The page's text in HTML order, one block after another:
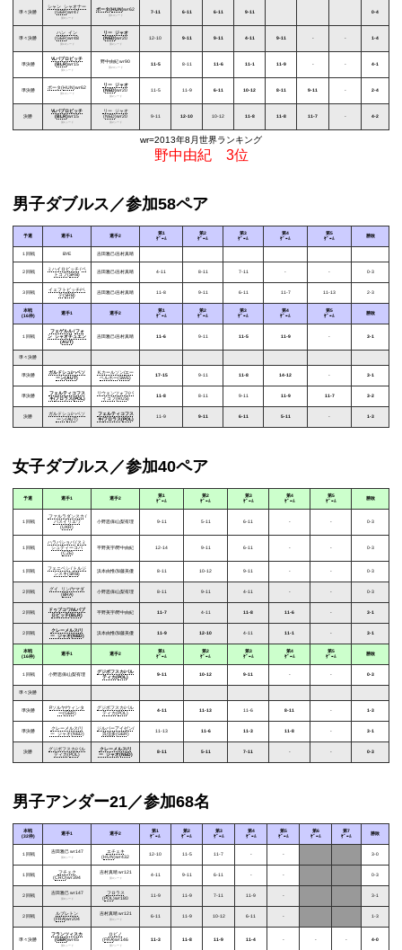
準々決勝
シャン･シャオナー
(GER)wr47
第9シード
ポータ(HUN)wr62
第14シード
7-11 6-11 6-11 9-11 0-4
準々決勝
ハン･イン
(GER)wr48
第10シード
リー･ジャオ
(NED)wr20
第2シード
12-10 9-11 9-11 4-11 9-11 - - 1-4
準決勝
Vi.パブロビッチ
(BLR)wr15
第1シード
野中由紀 wr90
第24シード
11-5 8-11 11-6 11-1 11-9 - - 4-1
準決勝
ポータ (HUN)wr62
第14シード
リー･ジャオ
(NED)wr20
第2シード
11-5 11-9 6-11 10-12 8-11 9-11 - 2-4
決勝
Vi.パブロビッチ
(BLR)wr15
第1シード
リー･ジャオ
(NED)wr20
第2シード
9-11 12-10 10-12 11-8 11-8 11-7 - 4-2
wr=2013年8月世界ランキング
野中由紀 3位
男子ダブルス／参加58ペア
予選 選手1 選手2
第1
ｹﾞｰﾑ
第2
ｹﾞｰﾑ
第3
ｹﾞｰﾑ
第4
ｹﾞｰﾑ
第5
ｹﾞｰﾑ
勝敗
１回戦 BYE 吉田雅己/吉村真晴
２回戦
ミハイロビッチ /ペ
トコフ(SRB)
吉田雅己/吉村真晴 4-11 8-11 7-11 - - 0-3
３回戦
イェフトビッチ/ペ
テ(SRB)
吉田雅己/吉村真晴 11-8 9-11 6-11 11-7 11-13 2-3
本戦
(16枠)
選手1 選手2
第1
ｹﾞｰﾑ
第2
ｹﾞｰﾑ
第3
ｹﾞｰﾑ
第4
ｹﾞｰﾑ
第5
ｹﾞｰﾑ
勝敗
１回戦
フェゲルル/フォ
ン･シャオチュエン
(AUT)
吉田雅己/吉村真晴 11-6 9-11 11-5 11-9 - 3-1
準々決勝
準決勝
ガルドシュ/ハベソ
ーン(AUT)
K.カールソン/エー
ベルホー(SWE)
17-15 9-11 11-8 14-12 - 3-1
準決勝
フェルティコフス
キ/フロラス(POL)
リウェンツォフ/パ
イコフ(RUS)
11-8 8-11 9-11 11-9 11-7 3-2
決勝
ガルドシュ /ハベソ
ーン(AUT)
フェルティコフス
キ/フロラス(POL)
11-9 9-11 6-11 5-11 - 1-3
女子ダブルス／参加40ペア
予選 選手1 選手2
第1
ｹﾞｰﾑ
第2
ｹﾞｰﾑ
第3
ｹﾞｰﾑ
第4
ｹﾞｰﾑ
第5
ｹﾞｰﾑ
勝敗
１回戦
ファルラダンスカ/
バスイリエワ
(UKR)
小野思保/山梨有理 9-11 5-11 6-11 - - 0-3
１回戦
ハラバショバ /スミ
シュティーコバ
(CZE)
平野美宇/野中由紀 12-14 9-11 6-11 - - 0-3
１回戦
フェニベシ / トルジ
ンスキ(SRB)
浜本由惟/加藤美優 8-11 10-12 9-11 - - 0-3
２回戦
グイ･リン/ヤマダ
(BRA)
小野思保/山梨有理 8-11 9-11 4-11 - - 0-3
２回戦
ドゥブコワ/Vi.パブ
ロビッチ(BLR)
平野美宇/野中由紀 11-7 4-11 11-8 11-6 - 3-1
２回戦
クレーメルス/リ
ー･ジャオ(NED)
浜本由惟/加藤美優 11-9 12-10 4-11 11-1 - 3-1
本戦
(16枠)
選手1 選手2
第1
ｹﾞｰﾑ
第2
ｹﾞｰﾑ
第3
ｹﾞｰﾑ
第4
ｹﾞｰﾑ
第5
ｹﾞｰﾑ
勝敗
１回戦 小野思保/山梨有理
グジボフスカ/パル
ティカ(POL)
9-11 10-12 9-11 - - 0-3
準々決勝
準決勝
P.ソルヤ/ウィンタ
ー(GER)
グジボフスカ/パル
ティカ(POL)
4-11 11-13 11-6 8-11 - 1-3
準決勝
クレーメルス/リ
ー･ジャオ(NED)
ジルバーアイゼン/
呉佳多(GER)
11-13 11-6 11-3 11-8 - 3-1
決勝
グジボフスカ/パル
ティカ(POL)
クレーメルス/リ
ー･ジャオ(NED)
8-11 5-11 7-11 - - 0-3
男子アンダー21／参加68名
本戦
(32枠)
選手1 選手2
第1
ｹﾞｰﾑ
第2
ｹﾞｰﾑ
第3
ｹﾞｰﾑ
第4
ｹﾞｰﾑ
第5
ｹﾞｰﾑ
第6
ｹﾞｰﾑ
第7
ｹﾞｰﾑ
勝敗
１回戦
吉田雅己wr147
第8シード
エチェキ
(HUN)wr432
12-10 11-5 11-7 - - 3-0
１回戦
フチェク
(CRO)wr394
吉村真晴wr121
第4シード
4-11 9-11 6-11 - - 0-3
２回戦
吉田雅己wr147
第8シード
フロラス
(POL)wr180
11-9 11-9 7-11 11-9 - 3-1
２回戦
ルブレトン
(FRA)wr204
吉村真晴wr121
第4シード
6-11 11-9 10-12 6-11 - 1-3
準々決勝
フランツィスカ
(GER)wr45
第1シード
ロビノ
(FRA)wr146
第7シード
11-3 11-8 11-9 11-4 - - - 4-0